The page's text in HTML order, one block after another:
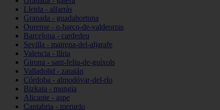
Lleida - alfarràs
Granada - guadahortuna
Ourense - o-barco-de-valdeorras
Barcelona - cardedeu
Sevilla - mairena-del-aljarafe
Valencia - llíria
Girona - sant-feliu-de-guíxols
Valladolid - zaratán
Córdoba - almodóvar-del-río
Bizkaia - mungia
Alicante - aspe
Cantabria - meruelo